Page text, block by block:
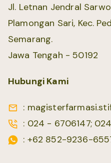
Jl. Letnan Jendral
Plamongan Sari, Kec.
Semarang.
Jawa Tengah - 50192
Hubungi Kami
:
: 024 - 6706147;
: +62 852-9236-